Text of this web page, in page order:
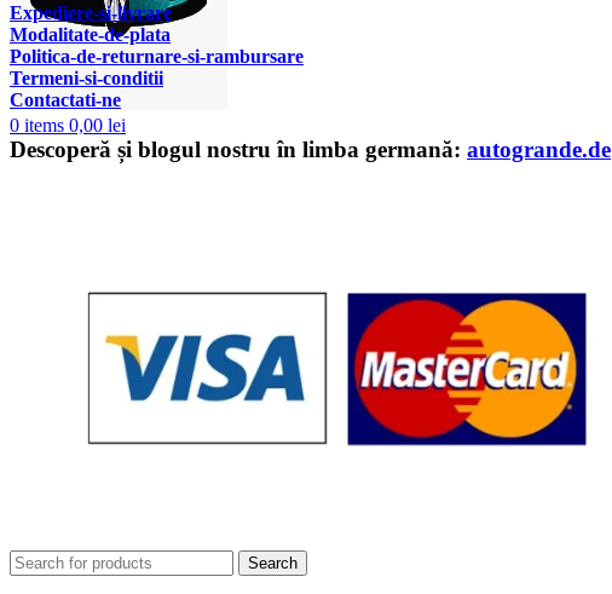
0 items 0,00 lei
Expediere-si-livrare
Modalitate-de-plata
Politica-de-returnare-si-rambursare
Termeni-si-conditii
Contactati-ne
Descoperă și blogul nostru în limba germană: autogrande.de
Search